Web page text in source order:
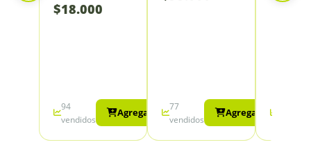
$18.000
94
vendidos
Agregar
77
vendidos
Agregar